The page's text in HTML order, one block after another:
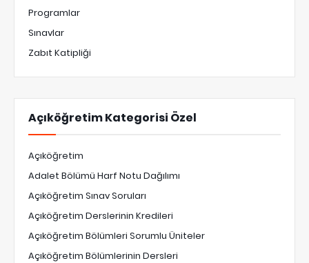
Programlar
Sınavlar
Zabıt Katipliği
Açıköğretim Kategorisi Özel
Açıköğretim
Adalet Bölümü Harf Notu Dağılımı
Açıköğretim Sınav Soruları
Açıköğretim Derslerinin Kredileri
Açıköğretim Bölümleri Sorumlu Üniteler
Açıköğretim Bölümlerinin Dersleri